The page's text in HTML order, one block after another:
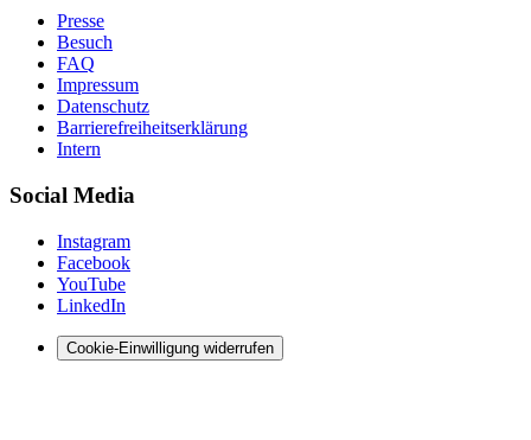
Presse
Besuch
FAQ
Impressum
Datenschutz
Barrierefreiheitserklärung
Intern
Social Media
Instagram
Facebook
YouTube
LinkedIn
Cookie-Einwilligung widerrufen